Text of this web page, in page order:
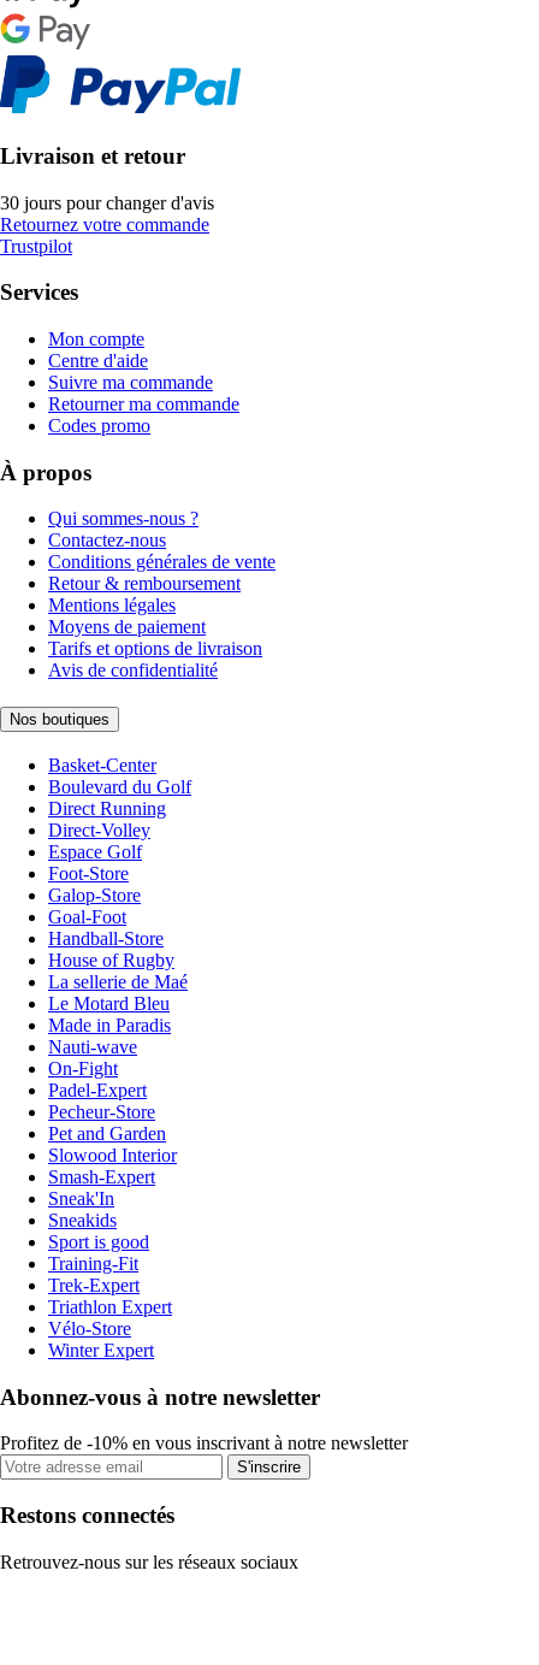
Livraison et retour
30 jours pour changer d'avis
Retournez votre commande
Trustpilot
Services
Mon compte
Centre d'aide
Suivre ma commande
Retourner ma commande
Codes promo
À propos
Qui sommes-nous ?
Contactez-nous
Conditions générales de vente
Retour & remboursement
Mentions légales
Moyens de paiement
Tarifs et options de livraison
Avis de confidentialité
Nos boutiques
Basket-Center
Boulevard du Golf
Direct Running
Direct-Volley
Espace Golf
Foot-Store
Galop-Store
Goal-Foot
Handball-Store
House of Rugby
La sellerie de Maé
Le Motard Bleu
Made in Paradis
Nauti-wave
On-Fight
Padel-Expert
Pecheur-Store
Pet and Garden
Slowood Interior
Smash-Expert
Sneak'In
Sneakids
Sport is good
Training-Fit
Trek-Expert
Triathlon Expert
Vélo-Store
Winter Expert
Abonnez-vous à notre newsletter
Profitez de -10% en vous inscrivant à notre newsletter
S'inscrire
Restons connectés
Retrouvez-nous sur les réseaux sociaux